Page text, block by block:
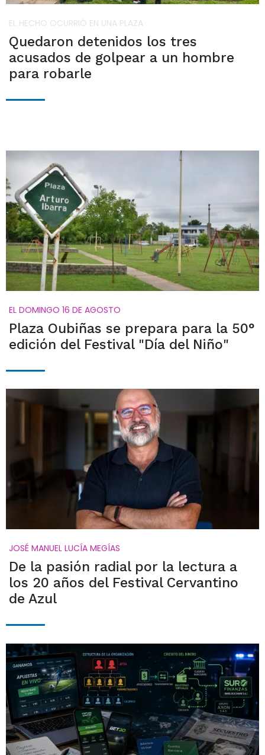
EL HECHO OCURRIÓ EN UNA PLAZA
Quedaron detenidos los tres
acusados de golpear a un hombre
para robarle
EL DOMINGO 16 DE AGOSTO
Plaza Oubiñas se prepara para la 50°
edición del Festival "Día del Niño"
JOSÉ MANUEL LUCÍA MEGÍAS
De la pasión radial por la lectura a
los 20 años del Festival Cervantino
de Azul